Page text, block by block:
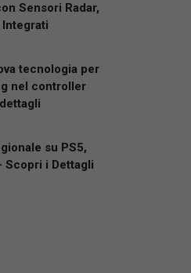
Sensori Radar,
tecnologia per
nel controller
su PS5,
Scopri i Dettagli